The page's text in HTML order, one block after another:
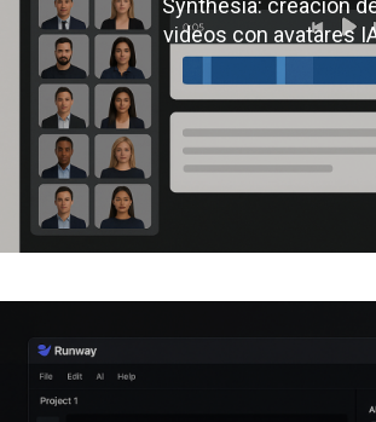
Synthesia: creación
videos con avatares